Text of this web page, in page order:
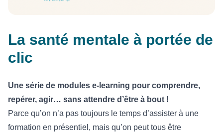
La santé mentale à portée de
clic
Une série de modules e-learning pour comprendre,
repérer, agir… sans attendre d’être à bout !
Parce qu’on n’a pas toujours le temps d’assister à une
formation en présentiel, mais qu’on peut tous être